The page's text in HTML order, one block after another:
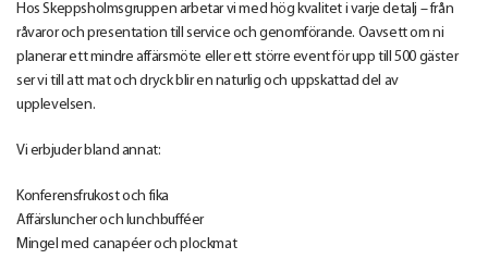
Hos Skeppsholmsgruppen arbetar vi med hög kvalitet i varje detalj – från
råvaror och presentation till service och genomförande. Oavsett om ni
planerar ett mindre affärsmöte eller ett större event för upp till 500 gäster
ser vi till att mat och dryck blir en naturlig och uppskattad del av
upplevelsen.
Vi erbjuder bland annat:
Konferensfrukost och fika
Affärsluncher och lunchbufféer
Mingel med canapéer och plockmat